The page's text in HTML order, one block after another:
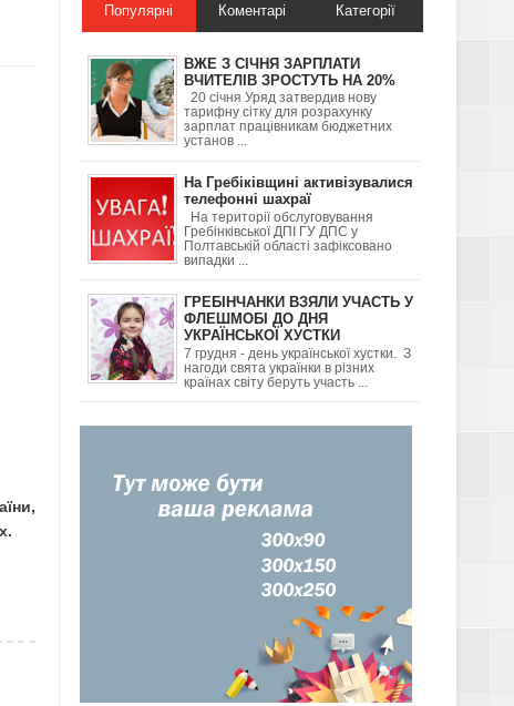
– ДПС
ДІТЬМИ ТА ЯК
Популярні Коментарі Категорії
ВЖЕ З СІЧНЯ ЗАРПЛАТИ
ВЧИТЕЛІВ ЗРОСТУТЬ НА 20%
20 січня Уряд затвердив нову
тарифну сітку для розрахунку
зарплат працівникам бюджетних
установ ...
На Гребіківщині активізувалися
телефонні шахраї
На території обслуговування
Гребінківської ДПІ ГУ ДПС у
Полтавській області зафіксовано
випадки ...
ГРЕБІНЧАНКИ ВЗЯЛИ УЧАСТЬ У
ФЛЕШМОБІ ДО ДНЯ
УКРАЇНСЬКОЇ ХУСТКИ
7 грудня - день української хустки. З
нагоди свята українки в різних
країнах світу беруть участь ...